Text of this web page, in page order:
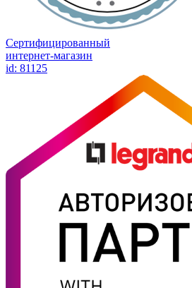
Сертифицированный
интернет-магазин
id: 81125